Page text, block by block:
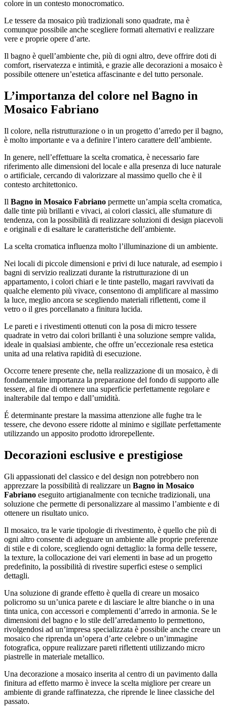
colore in un contesto monocromatico.
Le tessere da mosaico più tradizionali sono quadrate, ma è
comunque possibile anche scegliere formati alternativi e realizzare
vere e proprie opere d’arte.
Il bagno è quell’ambiente che, più di ogni altro, deve offrire doti di
comfort, riservatezza e intimità, e grazie alle decorazioni a mosaico è
possibile ottenere un’estetica affascinante e del tutto personale.
L’importanza del colore nel Bagno in
Mosaico Fabriano
Il colore, nella ristrutturazione o in un progetto d’arredo per il bagno,
è molto importante e va a definire l’intero carattere dell’ambiente.
In genere, nell’effettuare la scelta cromatica, è necessario fare
riferimento alle dimensioni del locale e alla presenza di luce naturale
o artificiale, cercando di valorizzare al massimo quello che è il
contesto architettonico.
Il Bagno in Mosaico Fabriano permette un’ampia scelta cromatica,
dalle tinte più brillanti e vivaci, ai colori classici, alle sfumature di
tendenza, con la possibilità di realizzare soluzioni di design piacevoli
e originali e di esaltare le caratteristiche dell’ambiente.
La scelta cromatica influenza molto l’illuminazione di un ambiente.
Nei locali di piccole dimensioni e privi di luce naturale, ad esempio i
bagni di servizio realizzati durante la ristrutturazione di un
appartamento, i colori chiari e le tinte pastello, magari ravvivati da
qualche elemento più vivace, consentono di amplificare al massimo
la luce, meglio ancora se scegliendo materiali riflettenti, come il
vetro o il gres porcellanato a finitura lucida.
Le pareti e i rivestimenti ottenuti con la posa di micro tessere
quadrate in vetro dai colori brillanti è una soluzione sempre valida,
ideale in qualsiasi ambiente, che offre un’eccezionale resa estetica
unita ad una relativa rapidità di esecuzione.
Occorre tenere presente che, nella realizzazione di un mosaico, è di
fondamentale importanza la preparazione del fondo di supporto alle
tessere, al fine di ottenere una superficie perfettamente regolare e
inalterabile dal tempo e dall’umidità.
É determinante prestare la massima attenzione alle fughe tra le
tessere, che devono essere ridotte al minimo e sigillate perfettamente
utilizzando un apposito prodotto idrorepellente.
Decorazioni esclusive e prestigiose
Gli appassionati del classico e del design non potrebbero non
apprezzare la possibilità di realizzare un Bagno in Mosaico
Fabriano eseguito artigianalmente con tecniche tradizionali, una
soluzione che permette di personalizzare al massimo l’ambiente e di
ottenere un risultato unico.
Il mosaico, tra le varie tipologie di rivestimento, è quello che più di
ogni altro consente di adeguare un ambiente alle proprie preferenze
di stile e di colore, scegliendo ogni dettaglio: la forma delle tessere,
la texture, la collocazione dei vari elementi in base ad un progetto
predefinito, la possibilità di rivestire superfici estese o semplici
dettagli.
Una soluzione di grande effetto è quella di creare un mosaico
policromo su un’unica parete e di lasciare le altre bianche o in una
tinta unica, con accessori e complementi d’arredo in armonia. Se le
dimensioni del bagno e lo stile dell’arredamento lo permettono,
rivolgendosi ad un’impresa specializzata è possibile anche creare un
mosaico che riprenda un’opera d’arte celebre o un’immagine
fotografica, oppure realizzare pareti riflettenti utilizzando micro
piastrelle in materiale metallico.
Una decorazione a mosaico inserita al centro di un pavimento dalla
finitura ad effetto marmo è invece la scelta migliore per creare un
ambiente di grande raffinatezza, che riprende le linee classiche del
passato.